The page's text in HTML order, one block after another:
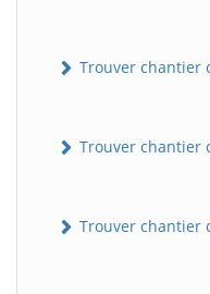
Trouver chantier
Trouver chantier
Trouver chantier